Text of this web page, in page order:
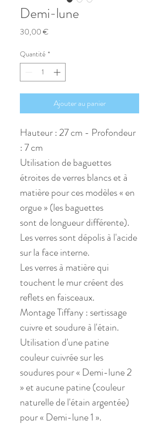
Demi-lune
30,00 €
Quantité *
Ajouter au panier
Hauteur : 27 cm - Profondeur
: 7 cm
Utilisation de baguettes
étroites de verres blancs et à
matière pour ces modèles « en
orgue » (les baguettes
sont de longueur différente).
Les verres sont dépolis à l'acide
sur la face interne.
Les verres à matière qui
touchent le mur créent des
reflets en faisceaux.
Montage Tiffany : sertissage
cuivre et soudure à l'étain.
Utilisation d'une patine
couleur cuivrée sur les
soudures pour « Demi-lune 2
» et aucune patine (couleur
naturelle de l'étain argentée)
pour « Demi-lune 1 ».